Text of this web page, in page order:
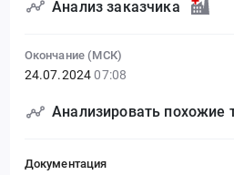
Анализ заказчика
Окончание (МСК)
24.07.2024 07:08
Анализировать похожие
Документация